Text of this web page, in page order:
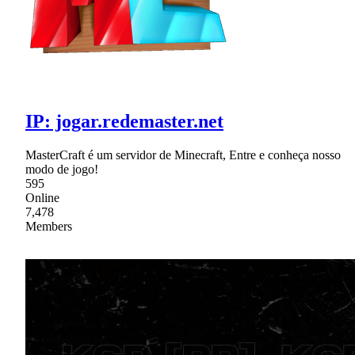
IP: jogar.redemaster.net
MasterCraft é um servidor de Minecraft, Entre e conheça nosso
modo de jogo!
595
Online
7,478
Members